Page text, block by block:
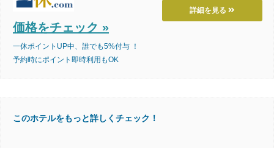
詳細を見る
価格をチェック »
一休ポイントUP中、誰でも5%付与 ！
予約時にポイント即時利用もOK
このホテルをもっと詳しくチェック！